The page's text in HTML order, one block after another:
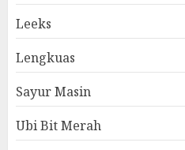
Leeks
Lengkuas
Sayur Masin
Ubi Bit Merah